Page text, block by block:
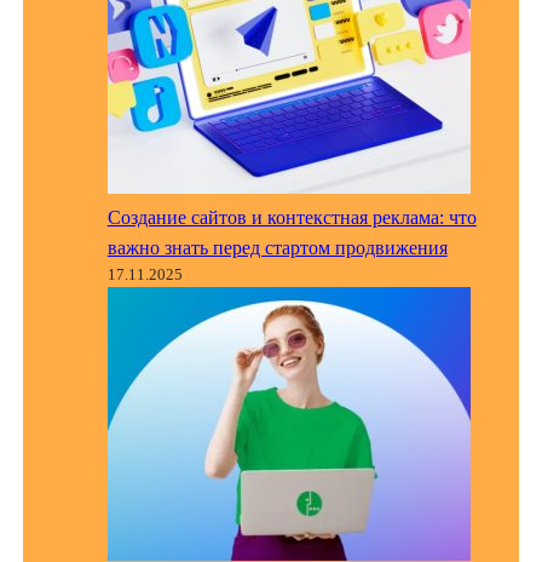
Создание сайтов и контекстная реклама: что
важно знать перед стартом продвижения
17.11.2025